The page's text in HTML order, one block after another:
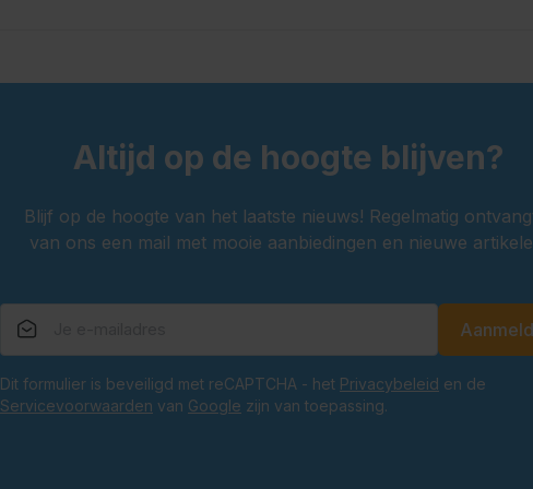
Altijd op de hoogte blijven?
Blijf op de hoogte van het laatste nieuws! Regelmatig
van ons een mail met mooie aanbiedingen en nieuwe
Dit formulier is beveiligd met reCAPTCHA - het Privacybeleid en de
Servicevoorwaarden van Google zijn van toepassing.